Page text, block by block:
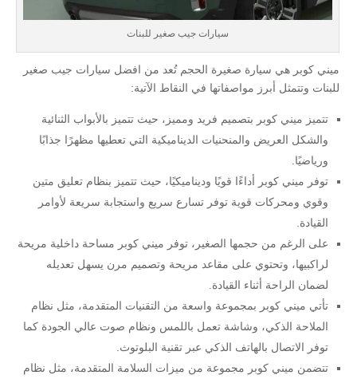
سيارات جيب صغير للبنات
ميني كوبر هي سيارة صغيرة الحجم تُعد من افضل سيارات جيب صغير
للبنات وتتمثل أبرز مواصفاتها في النقاط الآتية:
تتميز ميني كوبر بتصميم فريد ومميز، حيث تتميز بالأبواب الثنائية
والشكل العريض والمنحنيات الديناميكية التي تعطيها مظهرًا جذابًا
ورياضيًا.
توفر ميني كوبر أداءًا قويًا وديناميكيًا، حيث تتميز بنظام تعليق متين
وقوي ومحركات قوية توفر تسارع سريع واستجابة سريعة لأوامر
القيادة.
على الرغم من حجمها الصغير، توفر ميني كوبر مساحة داخلية مريحة
لراكبيها، وتحتوي على مقاعد مريحة وتصميم مرن يسهل تعديله
لضمان الراحة أثناء القيادة.
تأتي ميني كوبر بمجموعة واسعة من التقنيات المتقدمة، مثل نظام
الملاحة الذكي، وشاشة تعمل باللمس ونظام صوت عالي الجودة كما
توفر الاتصال بالهاتف الذكي عبر تقنية البلوتوث.
تتضمن ميني كوبر مجموعة من ميزات السلامة المتقدمة، مثل نظام